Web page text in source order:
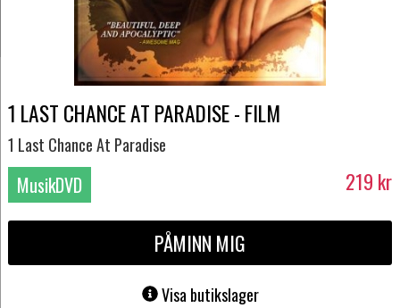
1 LAST CHANCE AT PARADISE - FILM
1 Last Chance At Paradise
MusikDVD 219 kr
PÅMINN MIG
Visa butikslager